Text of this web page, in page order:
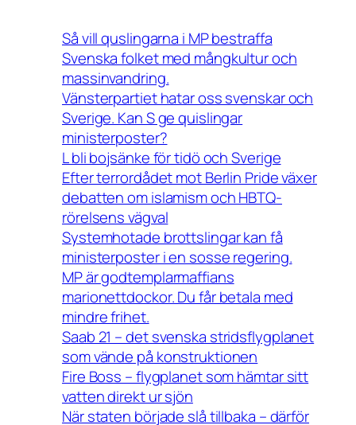
Så vill quslingarna i MP bestraffa
Svenska folket med mångkultur och
massinvandring.
Vänsterpartiet hatar oss svenskar och
Sverige. Kan S ge quislingar
ministerposter?
L bli bojsänke för tidö och Sverige
Efter terrordådet mot Berlin Pride växer
debatten om islamism och HBTQ-
rörelsens vägval
Systemhotade brottslingar kan få
ministerposter i en sosse regering.
MP är godtemplarmaffians
marionettdockor. Du får betala med
mindre frihet.
Saab 21 – det svenska stridsflygplanet
som vände på konstruktionen
Fire Boss – flygplanet som hämtar sitt
vatten direkt ur sjön
När staten började slå tillbaka – därför